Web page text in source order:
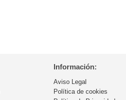
Información:
Aviso Legal
Política de cookies